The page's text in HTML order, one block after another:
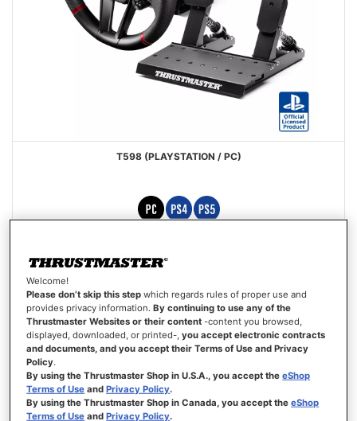
T598 (PLAYSTATION / PC)
Special
429,99 €
AJOUTER AU PANIER
AJOUTER
AUX
FAVORIS
VOIR
Welcome!
Please don’t skip this step which regards rules of proper use and
provides privacy information.By continuing to use any of the
Thrustmaster Websites or their content -content you browsed,
displayed, downloaded, or printed-,you accept electronic contracts
and documents, and you accept their Terms of Use and Privacy
Policy.
By using the Thrustmaster Shop in U.S.A., you accept theeShop
Terms of Use andPrivacy Policy.
By using the Thrustmaster Shop in Canada, you accept theeShop
Terms of Use andPrivacy Policy.